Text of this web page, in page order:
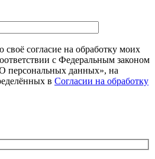
согласие на обработку моих
с Федеральным законом
персональных данных», на
в Согласии на обработку